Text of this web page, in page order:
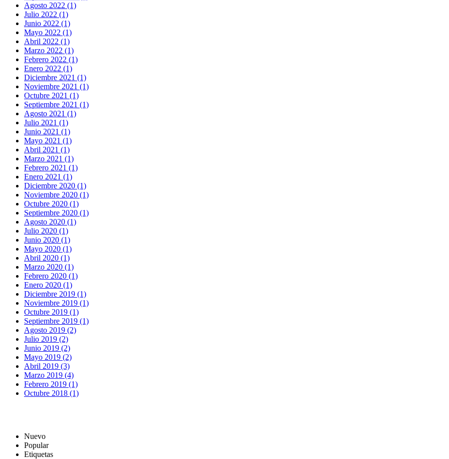
Agosto 2022 (1)
Julio 2022 (1)
Junio 2022 (1)
Mayo 2022 (1)
Abril 2022 (1)
Marzo 2022 (1)
Febrero 2022 (1)
Enero 2022 (1)
Diciembre 2021 (1)
Noviembre 2021 (1)
Octubre 2021 (1)
Septiembre 2021 (1)
Agosto 2021 (1)
Julio 2021 (1)
Junio 2021 (1)
Mayo 2021 (1)
Abril 2021 (1)
Marzo 2021 (1)
Febrero 2021 (1)
Enero 2021 (1)
Diciembre 2020 (1)
Noviembre 2020 (1)
Octubre 2020 (1)
Septiembre 2020 (1)
Agosto 2020 (1)
Julio 2020 (1)
Junio 2020 (1)
Mayo 2020 (1)
Abril 2020 (1)
Marzo 2020 (1)
Febrero 2020 (1)
Enero 2020 (1)
Diciembre 2019 (1)
Noviembre 2019 (1)
Octubre 2019 (1)
Septiembre 2019 (1)
Agosto 2019 (2)
Julio 2019 (2)
Junio 2019 (2)
Mayo 2019 (2)
Abril 2019 (3)
Marzo 2019 (4)
Febrero 2019 (1)
Octubre 2018 (1)
Nuevo
Popular
Etiquetas